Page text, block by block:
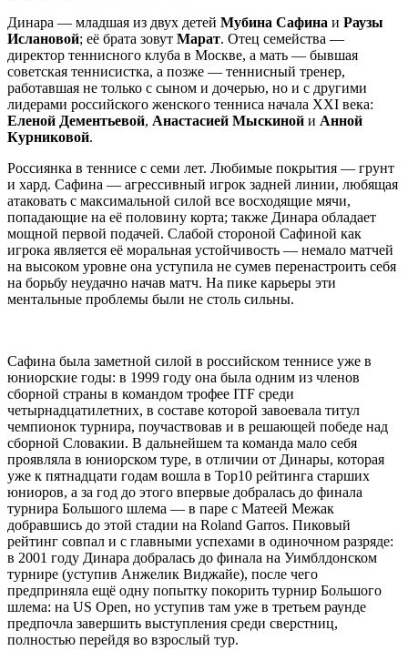
Динара — младшая из двух детей Мубина Сафина и Раузы
Ислановой; её брата зовут Марат. Отец семейства —
директор теннисного клуба в Москве, а мать — бывшая
советская теннисистка, а позже — теннисный тренер,
работавшая не только с сыном и дочерью, но и с другими
лидерами российского женского тенниса начала XXI века:
Еленой Дементьевой, Анастасией Мыскиной и Анной
Курниковой.
Россиянка в теннисе с семи лет. Любимые покрытия — грунт
и хард. Сафина — агрессивный игрок задней линии, любящая
атаковать с максимальной силой все восходящие мячи,
попадающие на её половину корта; также Динара обладает
мощной первой подачей. Слабой стороной Сафиной как
игрока является её моральная устойчивость — немало матчей
на высоком уровне она уступила не сумев перенастроить себя
на борьбу неудачно начав матч. На пике карьеры эти
ментальные проблемы были не столь сильны.
Сафина была заметной силой в российском теннисе уже в
юниорские годы: в 1999 году она была одним из членов
сборной страны в командом трофее ITF среди
четырнадцатилетних, в составе которой завоевала титул
чемпионок турнира, поучаствовав и в решающей победе над
сборной Словакии. В дальнейшем та команда мало себя
проявляла в юниорском туре, в отличии от Динары, которая
уже к пятнадцати годам вошла в Top10 рейтинга старших
юниоров, а за год до этого впервые добралась до финала
турнира Большого шлема — в паре с Матеей Межак
добравшись до этой стадии на Roland Garros. Пиковый
рейтинг совпал и с главными успехами в одиночном разряде:
в 2001 году Динара добралась до финала на Уимблдонском
турнире (уступив Анжелик Виджайе), после чего
предприняла ещё одну попытку покорить турнир Большого
шлема: на US Open, но уступив там уже в третьем раунде
предпочла завершить выступления среди сверстниц,
полностью перейдя во взрослый тур.